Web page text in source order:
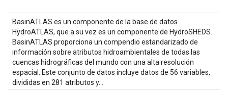
BasinATLAS es un componente de la base de datos
HydroATLAS, que a su vez es un componente de HydroSHEDS.
BasinATLAS proporciona un compendio estandarizado de
información sobre atributos hidroambientales de todas las
cuencas hidrográficas del mundo con una alta resolución
espacial. Este conjunto de datos incluye datos de 56 variables,
divididas en 281 atributos y…